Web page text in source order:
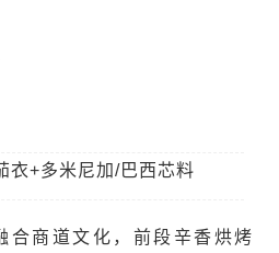
衣+多米尼加/巴西芯料
合商道文化，前段辛香烘烤